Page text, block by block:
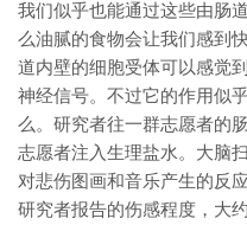
我们似乎也能通过这些由肠
么油腻的食物会让我们感到
道内壁的细胞受体可以感觉
神经信号。不过它的作用似
么。研究者往一群志愿者的
志愿者注入生理盐水。大脑
对悲伤图画和音乐产生的反
研究者报告的伤感程度，大